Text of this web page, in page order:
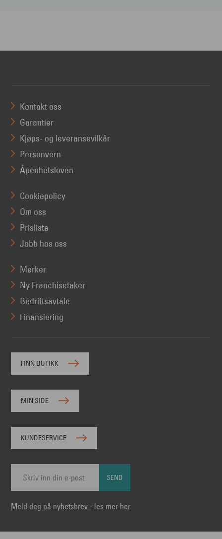
Kontakt oss
Garantier
Kjøps- og leveransevilkår
Personvern
Åpenhetsloven
Cookiepolicy
Om oss
Prisliste
Jobb hos oss
Merker
Ny Franchisetaker
Bedriftsavtale
Finansiering
FINN BUTIKK
MIN SIDE
KUNDESERVICE
SEND
Meld deg på nyhetsbrev - les mer her